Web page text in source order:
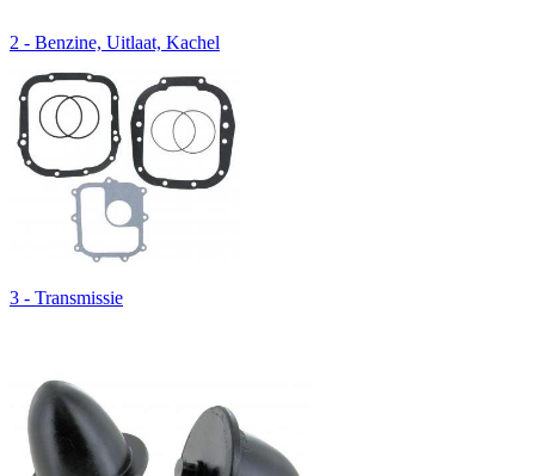
2 - Benzine, Uitlaat, Kachel
3 - Transmissie